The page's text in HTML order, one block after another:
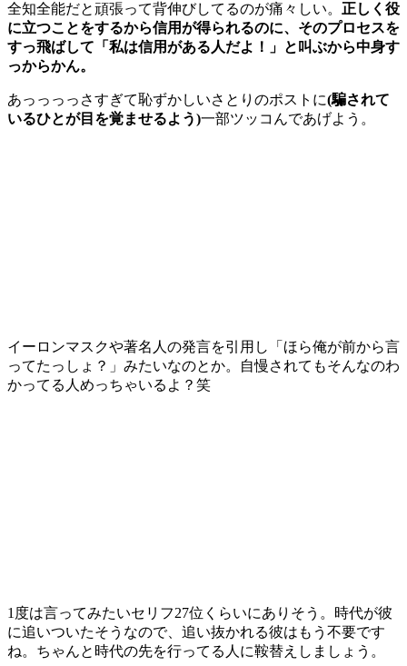
全知全能だと頑張って背伸びしてるのが痛々しい。 正しく役
に立つことをするから信用が得られるのに、そのプロセスを
すっ飛ばして「私は信用がある人だよ！」と叫ぶから中身す
っからかん。
あっっっっさすぎて恥ずかしいさとりのポストに(騙されて
いるひとが目を覚ませるよう)一部ツッコんであげよう。
イーロンマスクや著名人の発言を引用し「ほら俺が前から言
ってたっしょ？」みたいなのとか。自慢されてもそんなのわ
かってる人めっちゃいるよ？笑
1度は言ってみたいセリフ27位くらいにありそう。時代が彼
に追いついたそうなので、追い抜かれる彼はもう不要です
ね。ちゃんと時代の先を行ってる人に鞍替えしましょう。